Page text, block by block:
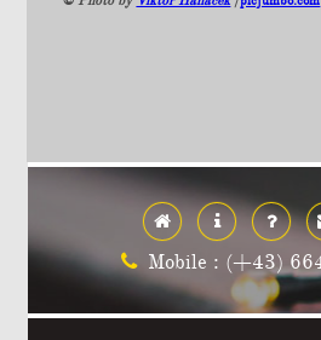
Mobile : (+43)